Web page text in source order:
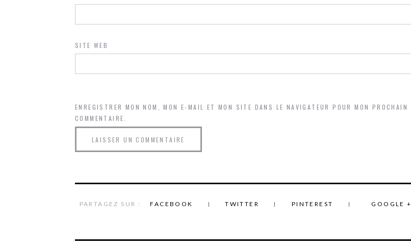
SITE WEB
ENREGISTRER MON NOM, MON E-MAIL ET MON SITE DANS LE NAVIGATEUR POUR MON PROCHAIN
COMMENTAIRE.
PARTAGEZ SUR : FACEBOOK TWITTER PINTEREST GOOGLE +